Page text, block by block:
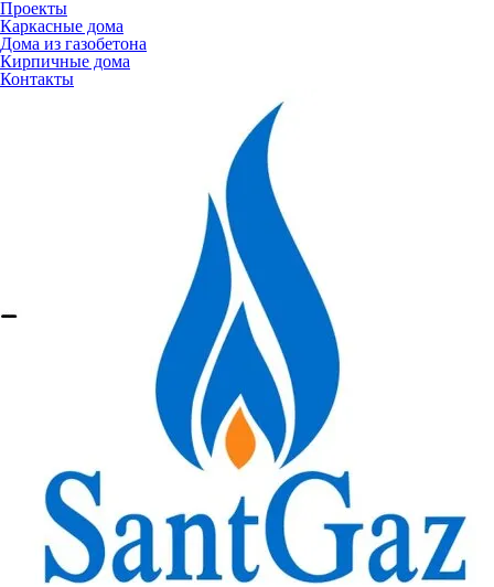
Проекты
Каркасные дома
Дома из газобетона
Кирпичные дома
Контакты